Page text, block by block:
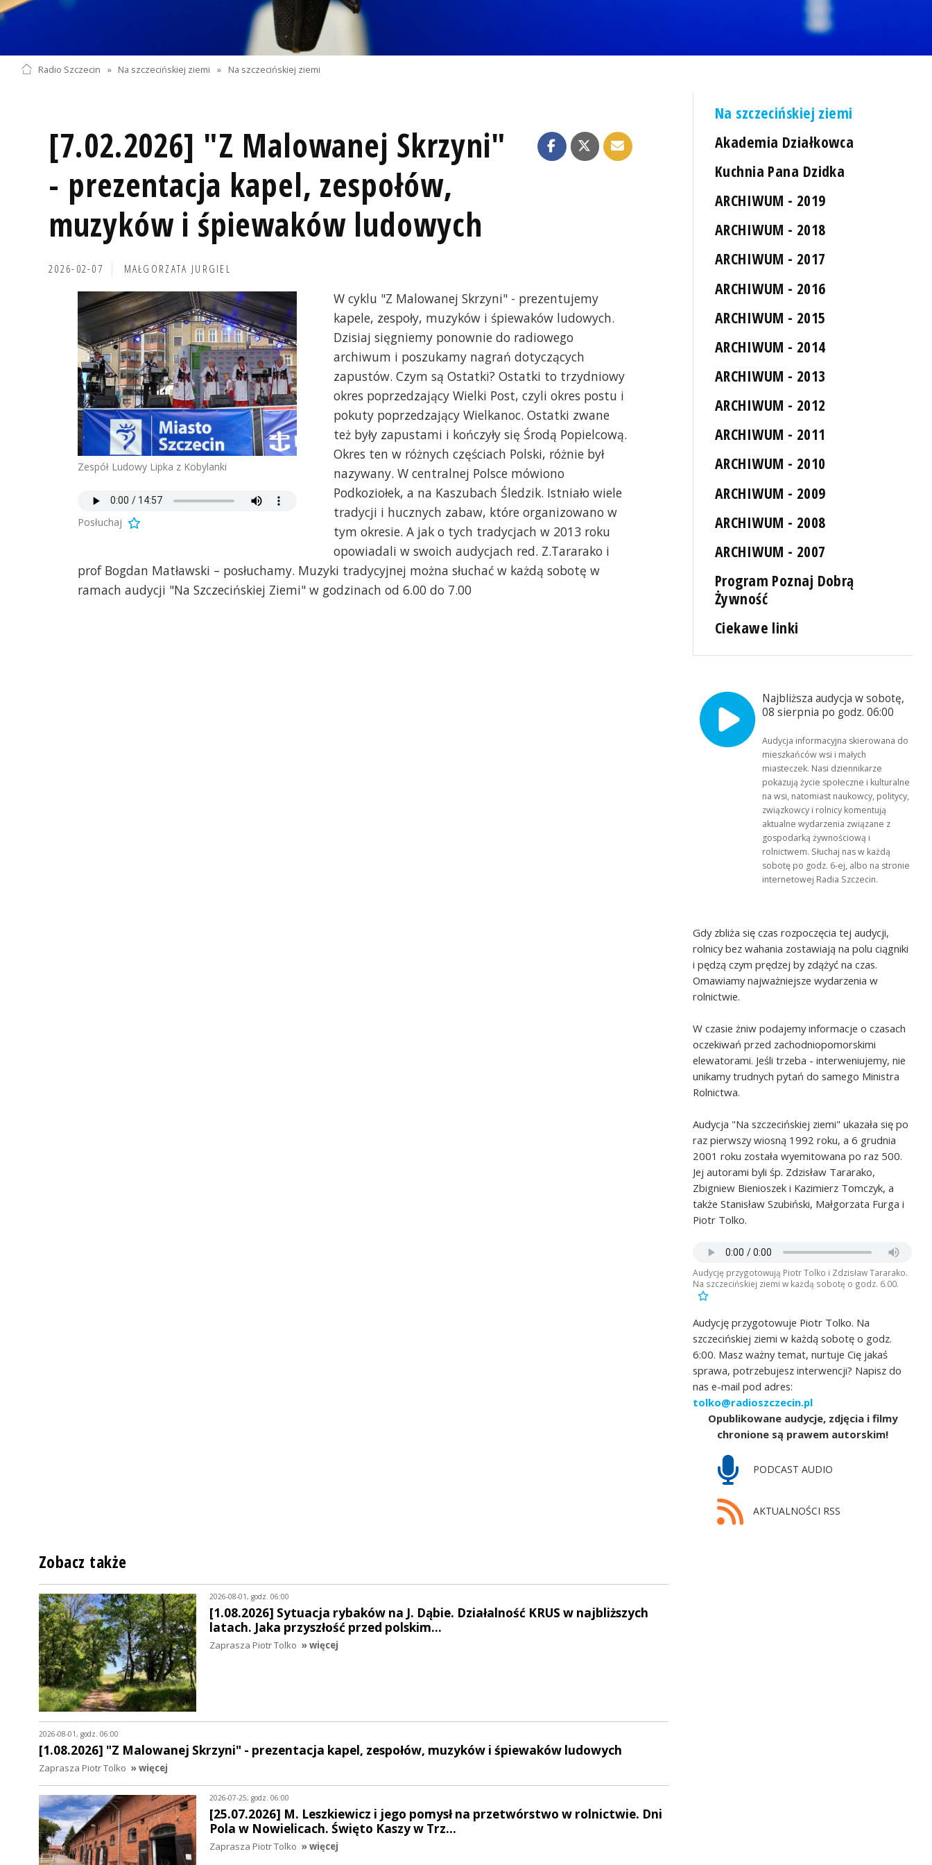
Radio Szczecin » Na szczecińskiej ziemi » Na szczecińskiej ziemi
[7.02.2026] "Z Malowanej Skrzyni"
- prezentacja kapel, zespołów,
muzyków i śpiewaków ludowych
2026-02-07 MAŁGORZATA JURGIEL
Zespół Ludowy Lipka z Kobylanki
Posłuchaj
W cyklu "Z Malowanej Skrzyni" - prezentujemy
kapele, zespoły, muzyków i śpiewaków ludowych.
Dzisiaj sięgniemy ponownie do radiowego
archiwum i poszukamy nagrań dotyczących
zapustów. Czym są Ostatki? Ostatki to trzydniowy
okres poprzedzający Wielki Post, czyli okres postu i
pokuty poprzedzający Wielkanoc. Ostatki zwane
też były zapustami i kończyły się Środą Popielcową.
Okres ten w różnych częściach Polski, różnie był
nazywany. W centralnej Polsce mówiono
Podkoziołek, a na Kaszubach Śledzik. Istniało wiele
tradycji i hucznych zabaw, które organizowano w
tym okresie. A jak o tych tradycjach w 2013 roku
opowiadali w swoich audycjach red. Z.Tararako i
prof Bogdan Matławski – posłuchamy. Muzyki tradycyjnej można słuchać w każdą sobotę w
ramach audycji "Na Szczecińskiej Ziemi" w godzinach od 6.00 do 7.00
Na szczecińskiej ziemi
Akademia Działkowca
Kuchnia Pana Dzidka
ARCHIWUM - 2019
ARCHIWUM - 2018
ARCHIWUM - 2017
ARCHIWUM - 2016
ARCHIWUM - 2015
ARCHIWUM - 2014
ARCHIWUM - 2013
ARCHIWUM - 2012
ARCHIWUM - 2011
ARCHIWUM - 2010
ARCHIWUM - 2009
ARCHIWUM - 2008
ARCHIWUM - 2007
Program Poznaj Dobrą
Żywność
Ciekawe linki
Najbliższa audycja w sobotę,
08 sierpnia po godz. 06:00
Audycja informacyjna skierowana do
mieszkańców wsi i małych
miasteczek. Nasi dziennikarze
pokazują życie społeczne i kulturalne
na wsi, natomiast naukowcy, politycy,
związkowcy i rolnicy komentują
aktualne wydarzenia związane z
gospodarką żywnościową i
rolnictwem. Słuchaj nas w każdą
sobotę po godz. 6-ej, albo na stronie
internetowej Radia Szczecin.
Gdy zbliża się czas rozpoczęcia tej audycji,
rolnicy bez wahania zostawiają na polu ciągniki
i pędzą czym prędzej by zdążyć na czas.
Omawiamy najważniejsze wydarzenia w
rolnictwie.
W czasie żniw podajemy informacje o czasach
oczekiwań przed zachodniopomorskimi
elewatorami. Jeśli trzeba - interweniujemy, nie
unikamy trudnych pytań do samego Ministra
Rolnictwa.
Audycja "Na szczecińskiej ziemi" ukazała się po
raz pierwszy wiosną 1992 roku, a 6 grudnia
2001 roku została wyemitowana po raz 500.
Jej autorami byli śp. Zdzisław Tararako,
Zbigniew Bienioszek i Kazimierz Tomczyk, a
także Stanisław Szubiński, Małgorzata Furga i
Piotr Tolko.
Audycję przygotowują Piotr Tolko i Zdzisław Tararako.
Na szczecińskiej ziemi w każdą sobotę o godz. 6.00.
Audycję przygotowuje Piotr Tolko. Na
szczecińskiej ziemi w każdą sobotę o godz.
6:00. Masz ważny temat, nurtuje Cię jakaś
sprawa, potrzebujesz interwencji? Napisz do
nas e-mail pod adres:
tolko@radioszczecin.pl
Opublikowane audycje, zdjęcia i filmy
chronione są prawem autorskim!
PODCAST AUDIO
AKTUALNOŚCI RSS
Zobacz także
2026-08-01, godz. 06:00
[1.08.2026] Sytuacja rybaków na J. Dąbie. Działalność KRUS w najbliższych
latach. Jaka przyszłość przed polskim…
Zaprasza Piotr Tolko » więcej
2026-08-01, godz. 06:00
[1.08.2026] "Z Malowanej Skrzyni" - prezentacja kapel, zespołów, muzyków i śpiewaków ludowych
Zaprasza Piotr Tolko » więcej
2026-07-25, godz. 06:00
[25.07.2026] M. Leszkiewicz i jego pomysł na przetwórstwo w rolnictwie. Dni
Pola w Nowielicach. Święto Kaszy w Trz…
Zaprasza Piotr Tolko » więcej